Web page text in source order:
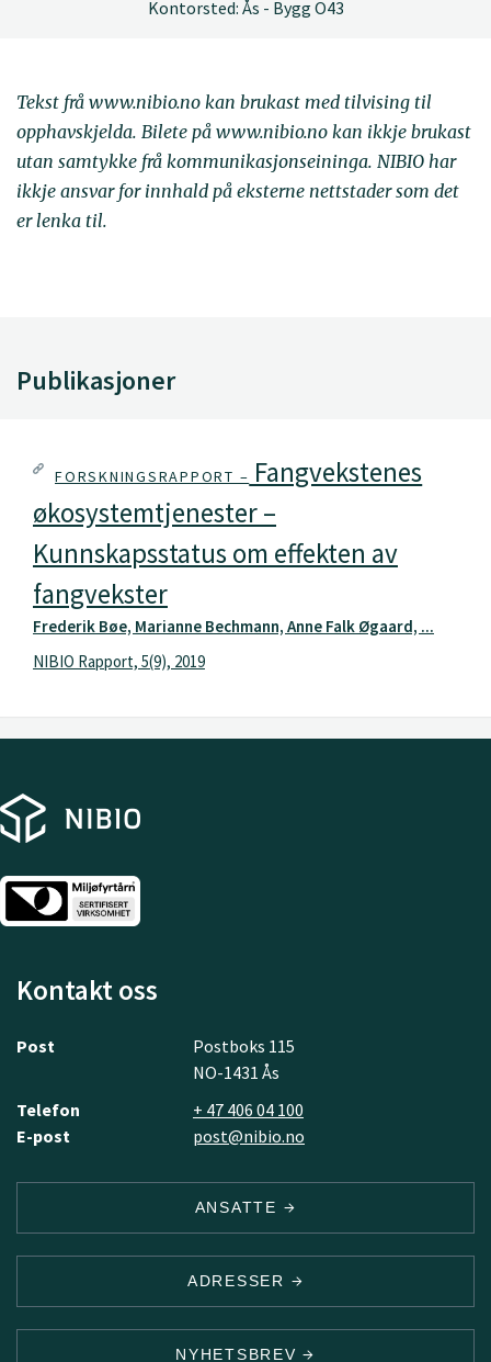
Kontorsted: Ås - Bygg O43
Tekst frå www.nibio.no kan brukast med tilvising til
opphavskjelda. Bilete på www.nibio.no kan ikkje brukast
utan samtykke frå kommunikasjonseininga. NIBIO har
ikkje ansvar for innhald på eksterne nettstader som det
er lenka til.
Publikasjoner
FORSKNINGSRAPPORT – Fangvekstenes
økosystemtjenester –
Kunnskapsstatus om effekten av
fangvekster
Frederik Bøe, Marianne Bechmann, Anne Falk Øgaard, ...
NIBIO Rapport, 5(9), 2019
Kontakt oss
Post
Postboks 115
NO-1431 Ås
Telefon
+ 47 406 04 100
E-post
post@nibio.no
ANSATTE
ADRESSER
NYHETSBREV